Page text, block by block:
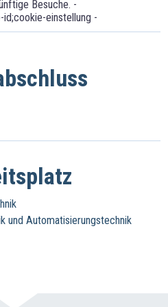
Besuche. -
id;cookie-einstellung -
und Automatisierungstechnik